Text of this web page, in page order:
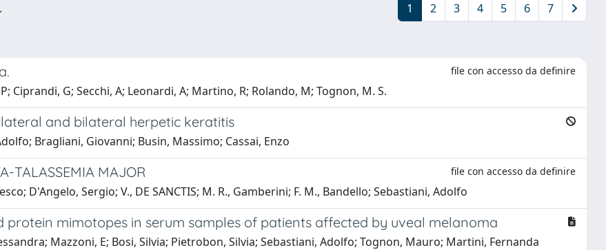
1 2 3 4 5 6 7
file con accesso da definire
Ciprandi, G; Secchi, A; Leonardi, A; Martino, R; Rolando, M; Tognon, M. S.
and bilateral herpetic keratitis
Bragliani, Giovanni; Busin, Massimo; Cassai, Enzo
TALASSEMIA MAJOR file con accesso da definire
D'Angelo, Sergio; V., DE SANCTIS; M. R., Gamberini; F. M., Bandello; Sebastiani, Adolfo
protein mimotopes in serum samples of patients affected by uveal melanoma
Mazzoni, E; Bosi, Silvia; Pietrobon, Silvia; Sebastiani, Adolfo; Tognon, Mauro; Martini, Fernanda